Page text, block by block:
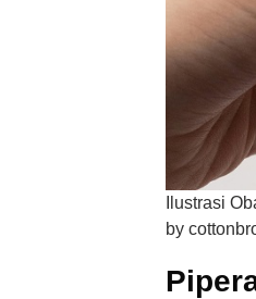
Ilustrasi
by